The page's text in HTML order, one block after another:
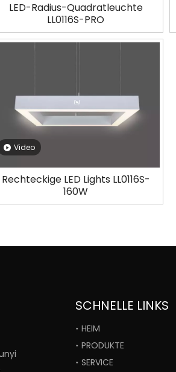
LED-Radius-Quadratleuchte
LL0116S-PRO
Video
Rechteckige LED Lights LL0116S-
160W
SCHNELLE LINKS
HEIM
PRODUKTE
SERVICE